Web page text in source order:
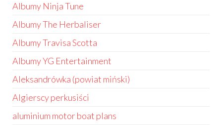
Albumy Ninja Tune
Albumy The Herbaliser
Albumy Travisa Scotta
Albumy YG Entertainment
Aleksandrówka (powiat miński)
Algierscy perkusiści
aluminium motor boat plans